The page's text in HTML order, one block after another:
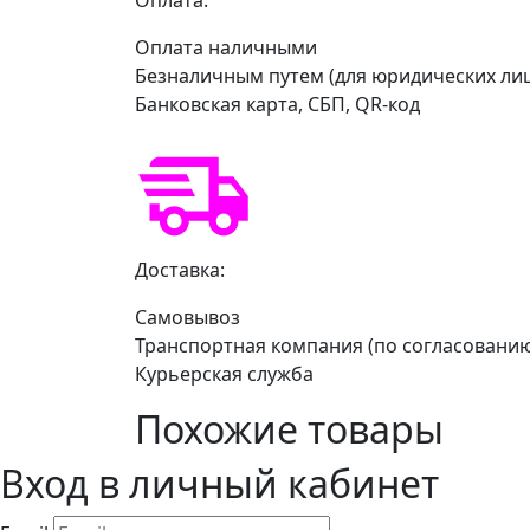
Оплата наличными
Безналичным путем (для юридических
Банковская карта, СБП, QR-код
Доставка:
Самовывоз
Транспортная компания (по
Курьерская служба
Похожие товары
Вход в личный кабинет